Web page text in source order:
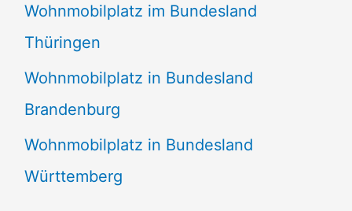
Wohnmobilplatz im Bundesland
Thüringen
Wohnmobilplatz in Bundesland
Brandenburg
Wohnmobilplatz in Bundesland
Württemberg